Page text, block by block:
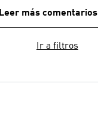
Leer más comentarios
Ir a filtros